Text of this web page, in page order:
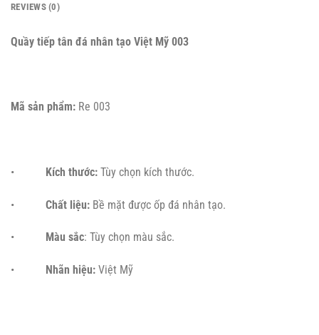
REVIEWS (0)
Quầy tiếp tân đá nhân tạo Việt Mỹ 003
Mã sản phẩm: Re 003
• Kích thước: Tùy chọn kích thước.
• Chất liệu: Bề mặt được ốp đá nhân tạo.
• Màu sắc: Tùy chọn màu sắc.
• Nhãn hiệu: Việt Mỹ